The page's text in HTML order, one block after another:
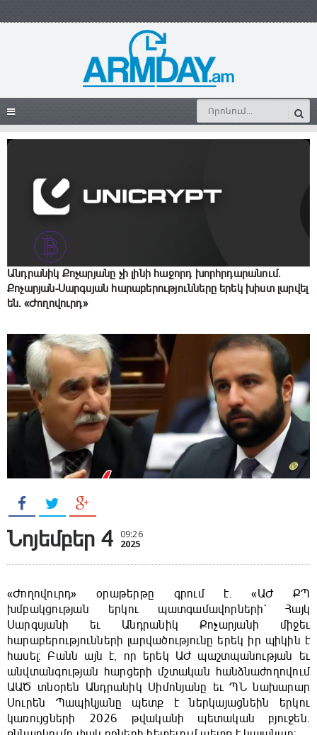
Անդրանիկ Քոչարյանը չի լինի հաջորդ խորհրդարանում.
Քոչարյան-Սարգսյան հարաբերությունները երեկ խիստ լարվել
են․ «Ժողովուրդ»
Նոյեմբեր 4 09:26
2025
«Ժողովուրդ» օրաթերթը գրում է. «ԱԺ ՔՊ
խմբակցության երկու պատգամավորների` Հայկ
Սարգսյանի եւ Անդրանիկ Քոչարյանի միջեւ
հարաբերությունների լարվածությունը երեկ իր պիկին է
հասել: Բանն այն է, որ երեկ ԱԺ պաշտպանության եւ
անվտանգության հարցերի մշտական հանձնաժողովում
ԱԱԾ տնօրեն Անդրանիկ Սիմոնյանը եւ ՊՆ նախարար
Սուրեն Պապիկյանը պետք է ներկայացնեին երկու
կառույցների 2026 թվականի պետական բյուջեն.